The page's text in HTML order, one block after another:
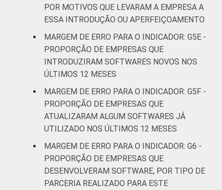
POR MOTIVOS QUE LEVARAM A EMPRESA A
ESSA INTRODUÇÃO OU APERFEIÇOAMENTO
MARGEM DE ERRO PARA O INDICADOR: G5E -
PROPORÇÃO DE EMPRESAS QUE
INTRODUZIRAM SOFTWARES NOVOS NOS
ÚLTIMOS 12 MESES
MARGEM DE ERRO PARA O INDICADOR: G5F -
PROPORÇÃO DE EMPRESAS QUE
ATUALIZARAM ALGUM SOFTWARES JÁ
UTILIZADO NOS ÚLTIMOS 12 MESES
MARGEM DE ERRO PARA O INDICADOR: G6 -
PROPORÇÃO DE EMPRESAS QUE
DESENVOLVERAM SOFTWARE, POR TIPO DE
PARCERIA REALIZADO PARA ESTE